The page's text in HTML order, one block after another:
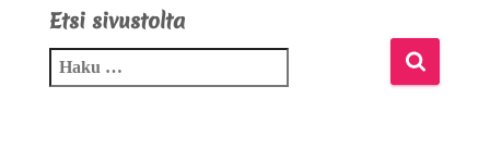
Etsi sivustolta